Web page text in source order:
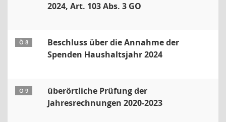
2024, Art. 103 Abs. 3 GO
Ö 8
Beschluss über die Annahme der
Spenden Haushaltsjahr 2024
Ö 9
überörtliche Prüfung der
Jahresrechnungen 2020-2023